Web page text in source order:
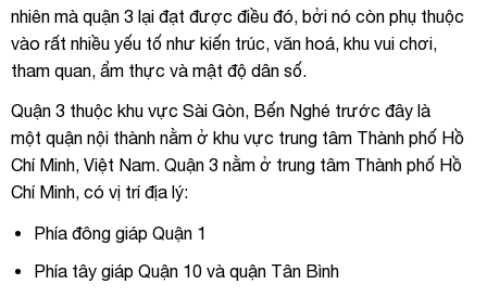
nhiên mà quận 3 lại đạt được điều đó, bởi nó còn phụ thuộc
vào rất nhiều yếu tố như kiến trúc, văn hoá, khu vui chơi,
tham quan, ẩm thực và mật độ dân số.
Quận 3 thuộc khu vực Sài Gòn, Bến Nghé trước đây là
một quận nội thành nằm ở khu vực trung tâm Thành phố Hồ
Chí Minh, Việt Nam. Quận 3 nằm ở trung tâm Thành phố Hồ
Chí Minh, có vị trí địa lý:
Phía đông giáp Quận 1
Phía tây giáp Quận 10 và quận Tân Bình